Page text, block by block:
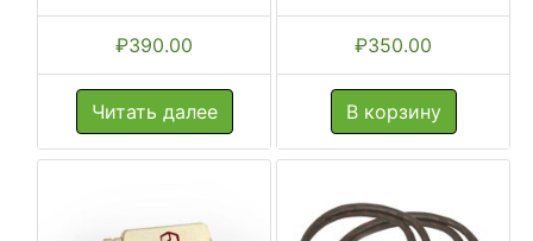
₽390.00
Читать далее
₽350.00
В корзину